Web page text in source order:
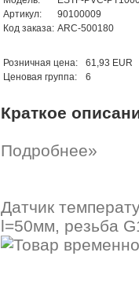
Артикул:
90100009
Код заказа: ARC-500180
Розничная цена:
61,93 EUR
Ценовая группа:
6
Краткое
Подробнее»
Датчик
l=50мм, резьба